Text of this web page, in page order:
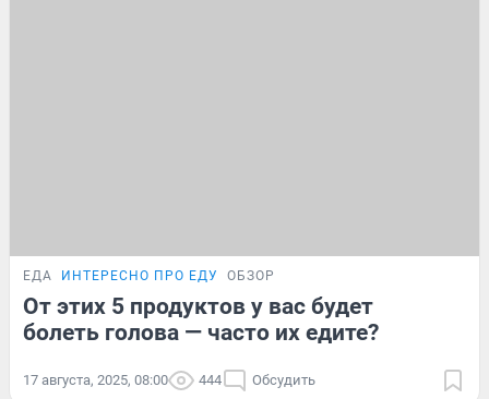
ЕДА ИНТЕРЕСНО ПРО ЕДУ ОБЗОР
От этих 5 продуктов у вас будет
болеть голова — часто их едите?
17 августа, 2025, 08:00 444 Обсудить